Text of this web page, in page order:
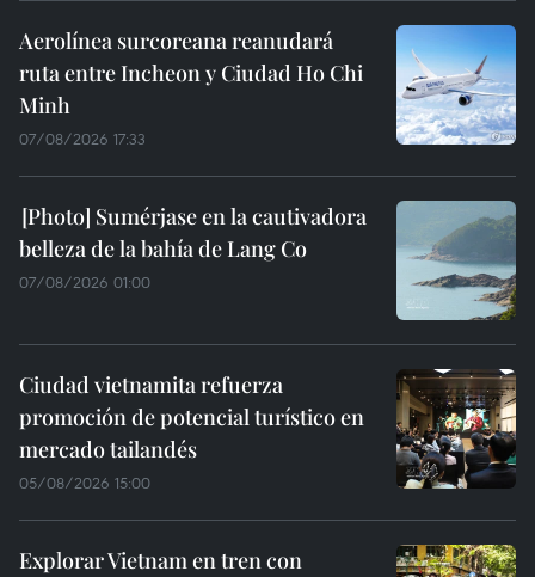
Aerolínea surcoreana reanudará
ruta entre Incheon y Ciudad Ho Chi
Minh
07/08/2026 17:33
Sumérjase en la cautivadora
belleza de la bahía de Lang Co
07/08/2026 01:00
Ciudad vietnamita refuerza
promoción de potencial turístico en
mercado tailandés
05/08/2026 15:00
Explorar Vietnam en tren con